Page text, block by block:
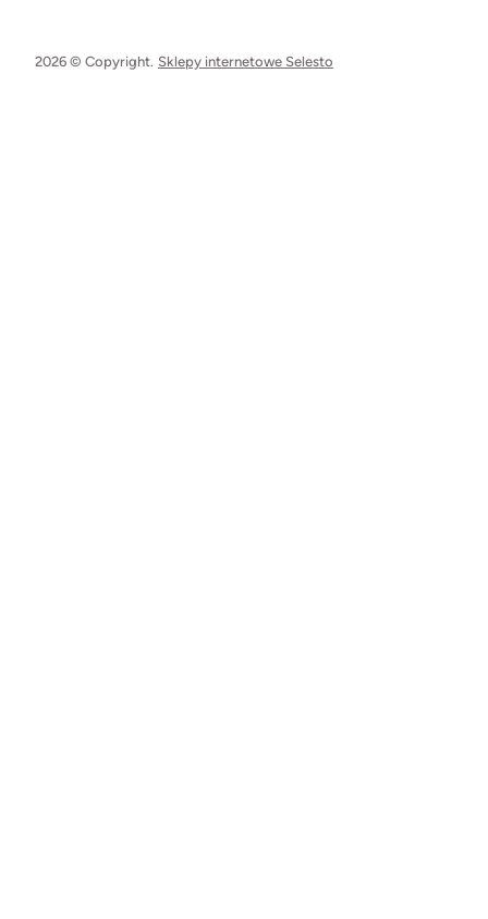
2026 © Copyright. Sklepy internetowe Selesto